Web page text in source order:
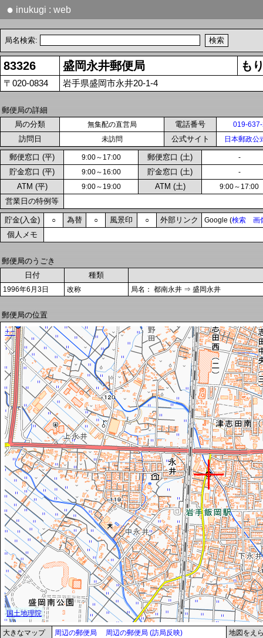
● inukugi : web
局名検索:
83326 盛岡永井郵便局 も
〒020-0834 岩手県盛岡市永井20-1-4
郵便局の詳細
局の分類
無集配の直営局 電話番号 019-
訪問日 未訪問 公式サイト 日本郵政公
郵便窓口 (平) 9:00～17:00 郵便窓口 (土) -
貯金窓口 (平) 9:00～16:00 貯金窓口 (土) -
ATM (平) 9:00～19:00 ATM (土) 9:00～17:00
営業日の特例等
貯金(入金) ○ 為替 ○ 風景印 ○ 外部リンク Google (検索 画
個人メモ
郵便局のうごき
日付
種類
1996年6月3日 改称 局名： 都南永井 ⇒ 盛岡永井
郵便局の位置
大きなマップ 周辺の郵便局 周辺の郵便局 (訪局反映) 地図をえ